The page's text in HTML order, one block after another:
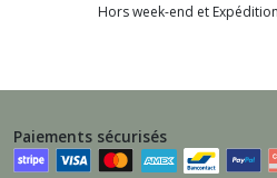
Hors week-end et
Paiements sécurisés